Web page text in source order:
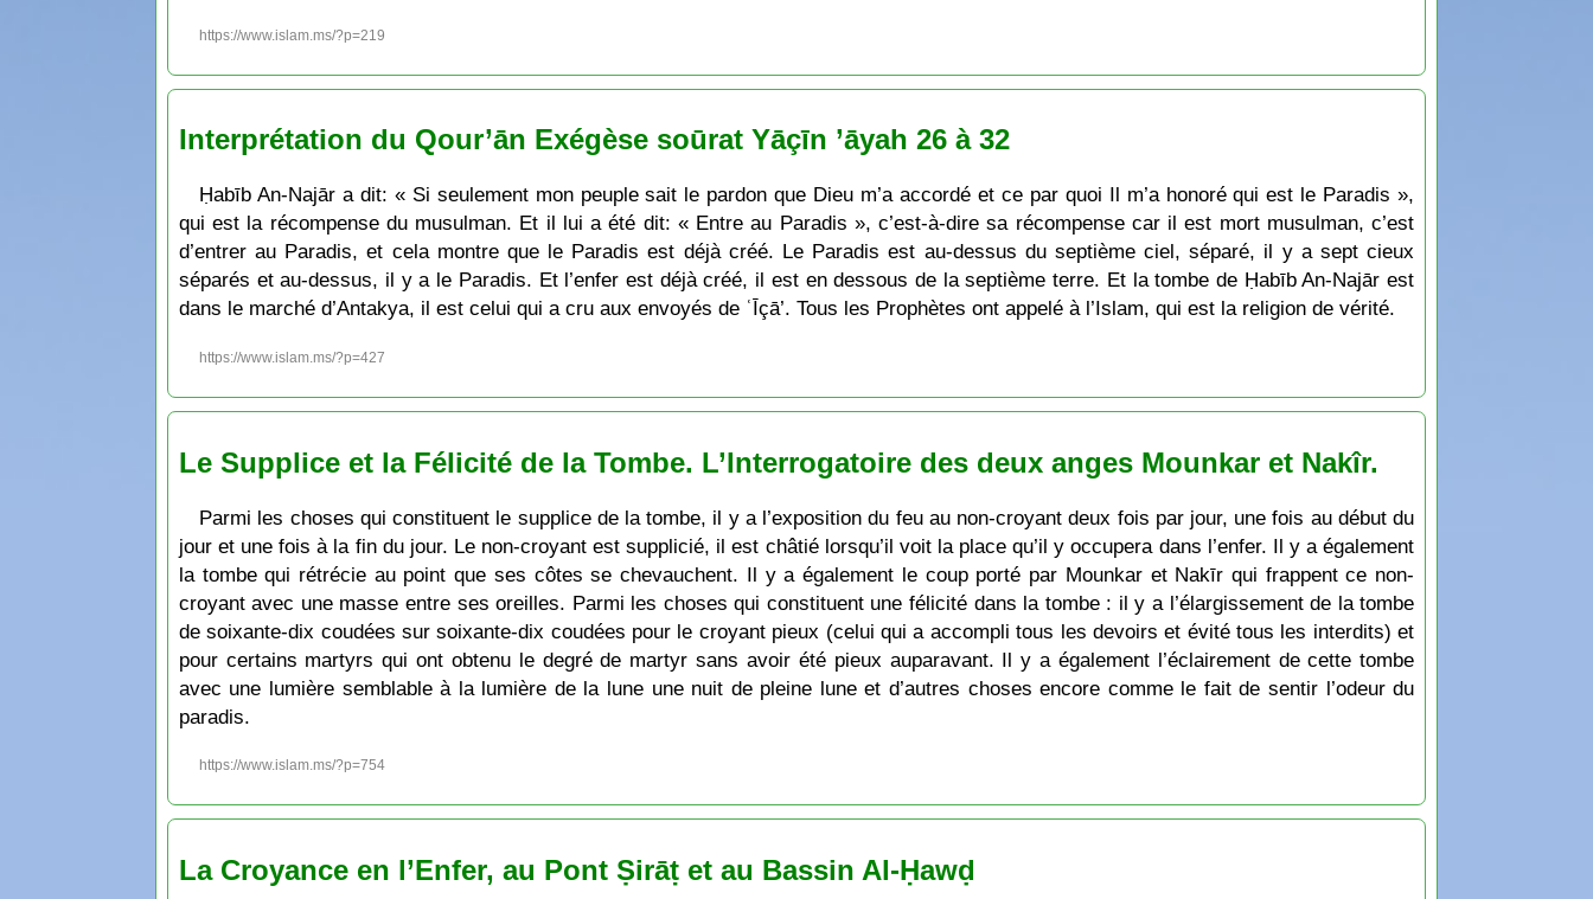
https://www.islam.ms/?p=219
Interprétation du Qour’ān Exégèse soūrat Yāçīn ’āyah 26 à 32
Ḥabīb An-Najār a dit: « Si seulement mon peuple sait le pardon que Dieu m’a accordé et ce par quoi Il m’a honoré qui est le Paradis »,
qui est la récompense du musulman. Et il lui a été dit: « Entre au Paradis », c’est-à-dire sa récompense car il est mort musulman, c’est
d’entrer au Paradis, et cela montre que le Paradis est déjà créé. Le Paradis est au-dessus du septième ciel, séparé, il y a sept cieux
séparés et au-dessus, il y a le Paradis. Et l’enfer est déjà créé, il est en dessous de la septième terre. Et la tombe de Ḥabīb An-Najār est
dans le marché d’Antakya, il est celui qui a cru aux envoyés de ʿĪçā’. Tous les Prophètes ont appelé à l’Islam, qui est la religion de vérité.
https://www.islam.ms/?p=427
Le Supplice et la Félicité de la Tombe. L’Interrogatoire des deux anges Mounkar et Nakîr.
Parmi les choses qui constituent le supplice de la tombe, il y a l’exposition du feu au non-croyant deux fois par jour, une fois au début du
jour et une fois à la fin du jour. Le non-croyant est supplicié, il est châtié lorsqu’il voit la place qu’il y occupera dans l’enfer. Il y a également
la tombe qui rétrécie au point que ses côtes se chevauchent. Il y a également le coup porté par Mounkar et Nakīr qui frappent ce non-
croyant avec une masse entre ses oreilles. Parmi les choses qui constituent une félicité dans la tombe : il y a l’élargissement de la tombe
de soixante-dix coudées sur soixante-dix coudées pour le croyant pieux (celui qui a accompli tous les devoirs et évité tous les interdits) et
pour certains martyrs qui ont obtenu le degré de martyr sans avoir été pieux auparavant. Il y a également l’éclairement de cette tombe
avec une lumière semblable à la lumière de la lune une nuit de pleine lune et d’autres choses encore comme le fait de sentir l’odeur du
paradis.
https://www.islam.ms/?p=754
La Croyance en l’Enfer, au Pont Ṣirāṭ et au Bassin Al-Ḥawḍ